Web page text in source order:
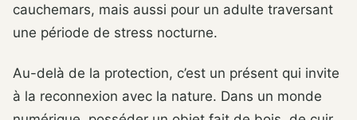
cauchemars, mais aussi pour un adulte traversant
une période de stress nocturne.
Au-delà de la protection, c’est un présent qui invite
à la reconnexion avec la nature. Dans un monde